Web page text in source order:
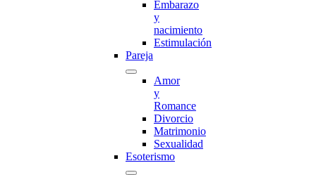
Embarazo
y
nacimiento
Estimulación
Pareja
Amor
y
Romance
Divorcio
Matrimonio
Sexualidad
Esoterismo